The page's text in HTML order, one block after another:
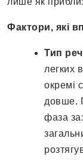
Фактори, які
Тип
легких
окремі
довше.
фаза